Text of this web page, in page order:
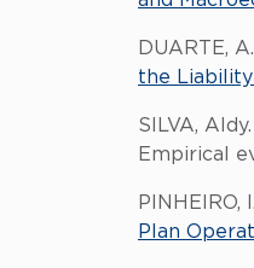
DUARTE,
the Liability
SILVA,
Empirical
PINHEIRO,
Plan